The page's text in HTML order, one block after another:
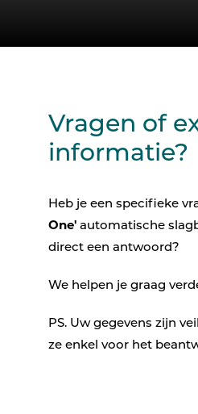
Vragen of
informatie?
Heb je een specifieke
One' automatische
direct een antwoord?
We helpen je graag
PS. Uw gegevens zijn
ze enkel voor het